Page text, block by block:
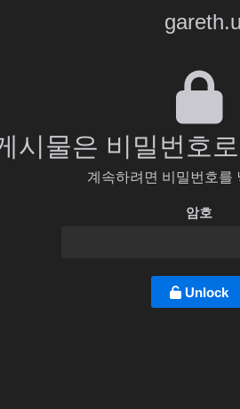
시물은 비밀번호
계속하려면 비밀번호를
암호
Unlock